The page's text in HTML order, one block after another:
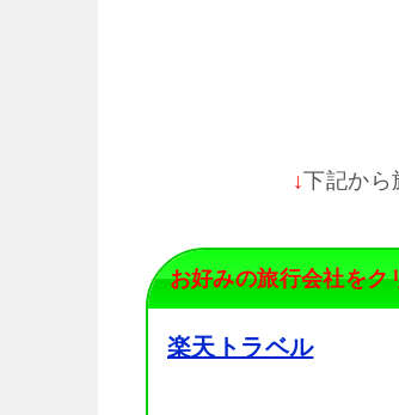
↓下記か
お好みの旅行会社をク
楽天トラベル